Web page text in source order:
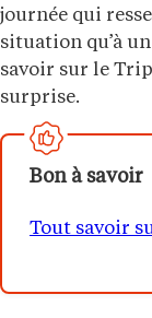
journée qui
situation qu’à
savoir sur le
surprise.
Bon à savoir
Tout savoir